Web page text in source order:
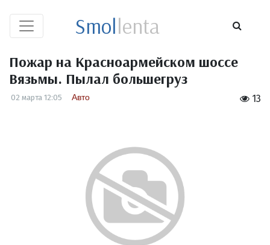
Smollenta
Пожар на Красноармейском шоссе
Вязьмы. Пылал большегруз
13
02 марта 12:05 Авто